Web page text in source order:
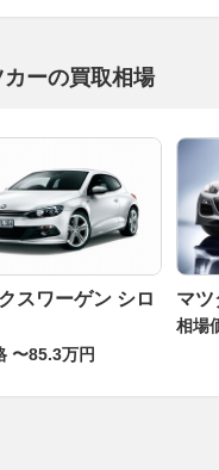
ーの買取相場
スワーゲン シロ
〜85.3万円
マツ
相場